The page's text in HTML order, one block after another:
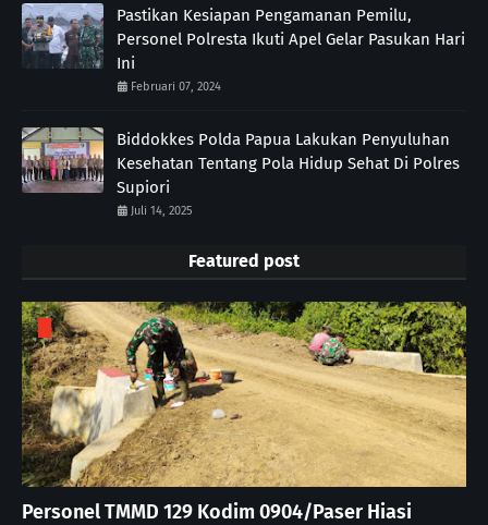
Pastikan Kesiapan Pengamanan Pemilu,
Personel Polresta Ikuti Apel Gelar Pasukan Hari
Ini
Februari 07, 2024
Biddokkes Polda Papua Lakukan Penyuluhan
Kesehatan Tentang Pola Hidup Sehat Di Polres
Supiori
Juli 14, 2025
Featured post
Personel TMMD 129 Kodim 0904/Paser Hiasi